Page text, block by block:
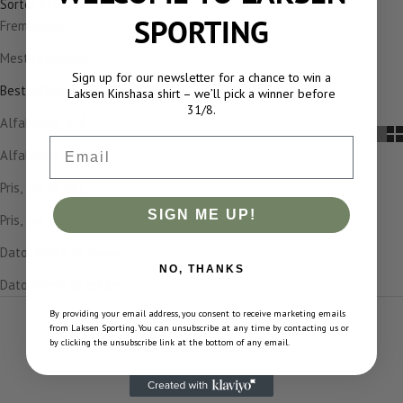
Sorter efter
Fremhævet
Mest relevante
Bestsellere
Alfabetisk, A-Å
Alfabetisk, Å-A
Pris, lav til høj
Pris, høj til lav
Dato, ældre til nyere
Dato, nyere til ældre
OUTLET
SPAR 60%
SPORTING
Sign up for our newsletter for a chance to win a
Laksen Kinshasa shirt – we’ll pick a winner before
31/8.
SIGN ME UP!
NO, THANKS
By providing your email address, you consent to receive marketing emails
from Laksen Sporting. You can unsubscribe at any time by contacting us or
by clicking the unsubscribe link at the bottom of any email.